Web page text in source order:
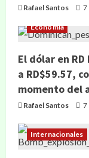
Rafael Santos 7
Economía
El dólar en
a RD$59.57,
momento del
Rafael Santos 7
Internacionales